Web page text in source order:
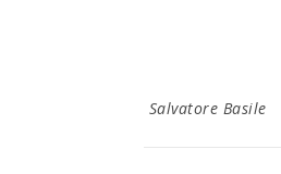
Salvatore Basile